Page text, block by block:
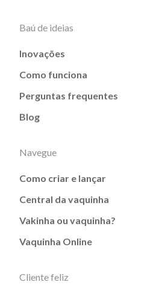
Baú de ideias
Inovações
Como funciona
Perguntas frequentes
Blog
Navegue
Como criar e lançar
Central da vaquinha
Vakinha ou vaquinha?
Vaquinha Online
Cliente feliz